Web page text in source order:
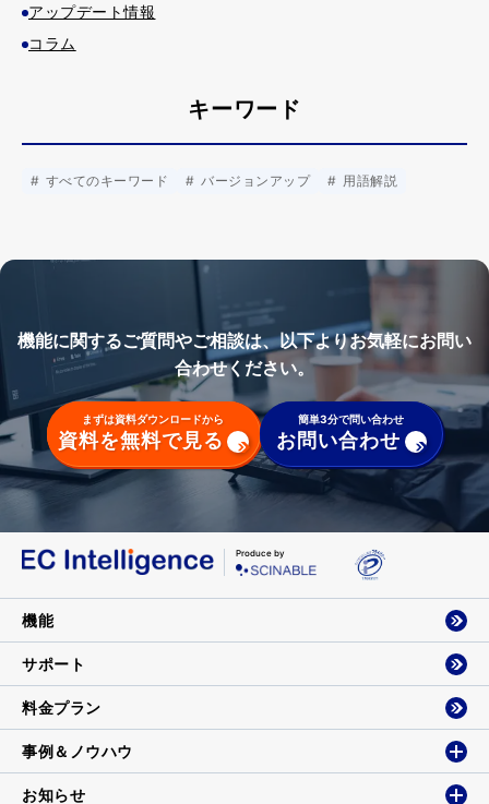
アップデート情報
コラム
キーワード
すべてのキーワード バージョンアップ 用語解説
機能に関するご質問やご相談は、以下よりお気軽にお問い
合わせください。
まずは資料ダウンロードから
資料を無料で見る
簡単3分で問い合わせ
お問い合わせ
Produce by
機能
サポート
料金プラン
事例＆ノウハウ
お知らせ